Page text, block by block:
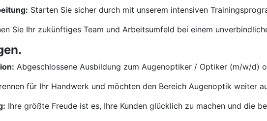
Starten Sie sicher durch mit unserem intensiven
Sie Ihr zukünftiges Team und Arbeitsumfeld bei einem
Abgeschlossene Ausbildung zum Augenoptiker / Optiker (m/w/d)
für Ihr Handwerk und möchten den Bereich Augenoptik weiter
Ihre größte Freude ist es, Ihre Kunden glücklich zu machen und die